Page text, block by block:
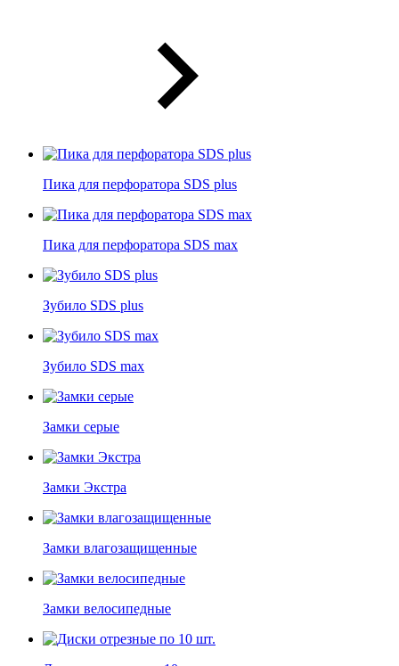
Пика для перфоратора SDS plus
Пика для перфоратора SDS max
Зубило SDS plus
Зубило SDS max
Замки серые
Замки Экстра
Замки влагозащищенные
Замки велосипедные